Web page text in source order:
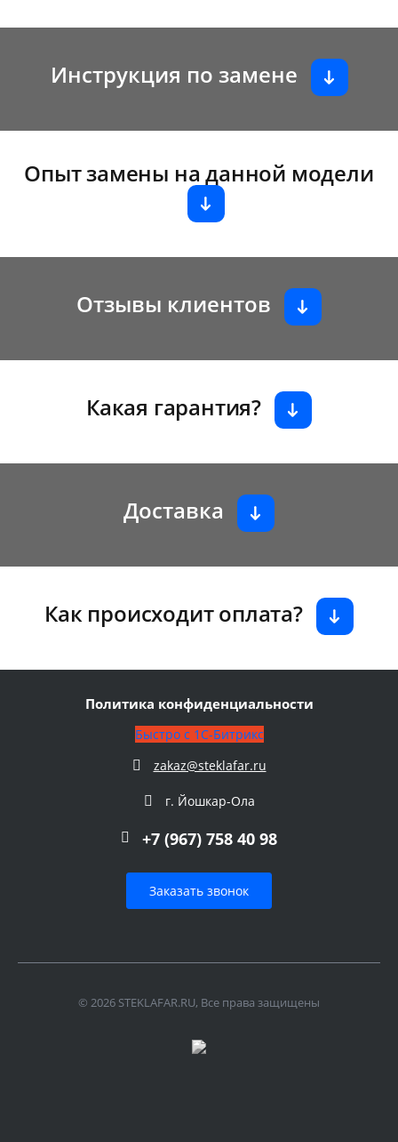
Инструкция по замене
Опыт замены на данной модели
Отзывы клиентов
Какая гарантия?
Доставка
Как происходит оплата?
Политика конфиденциальности
Быстро с 1С-Битрикс
zakaz@steklafar.ru
г. Йошкар-Ола
+7 (967) 758 40 98
Заказать звонок
© 2026 STEKLAFAR.RU, Все права защищены